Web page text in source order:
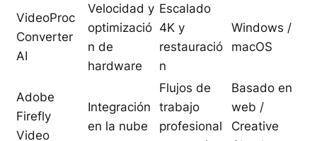
VideoProc
Converter
AI
Velocidad y
optimizació
n de
hardware
Escalado
4K y
restauració
n
Windows /
macOS
Adobe
Firefly
Video
Integración
en la nube
Flujos de
trabajo
profesional
Basado en
web /
Creative